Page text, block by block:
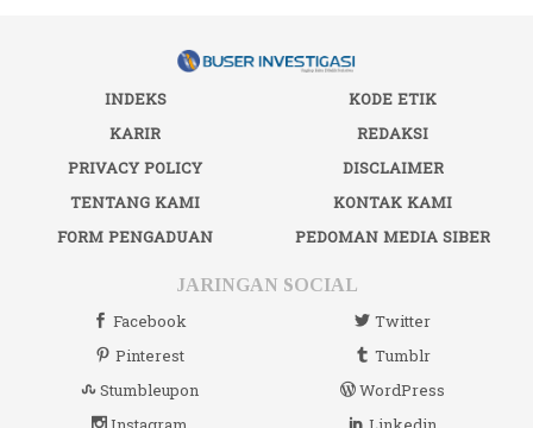
INDEKS
KODE ETIK
KARIR
REDAKSI
PRIVACY POLICY
DISCLAIMER
TENTANG KAMI
KONTAK KAMI
FORM PENGADUAN
PEDOMAN MEDIA SIBER
JARINGAN SOCIAL
Facebook
Twitter
Pinterest
Tumblr
Stumbleupon
WordPress